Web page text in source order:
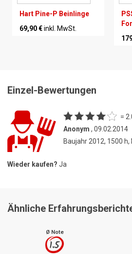
Hart Pine-P Beinlinge
69,90 €inkl. MwSt.
Einzel-Bewertungen
=
Anonym , 09.02.2014
Baujahr 2012, 1500
Wieder kaufen? Ja
Ähnliche
Ø Note
1.5